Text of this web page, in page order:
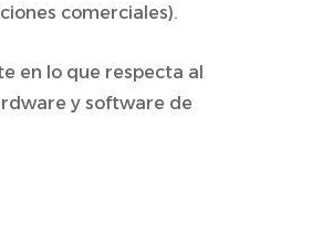
comerciales).
en lo que respecta al
y software de